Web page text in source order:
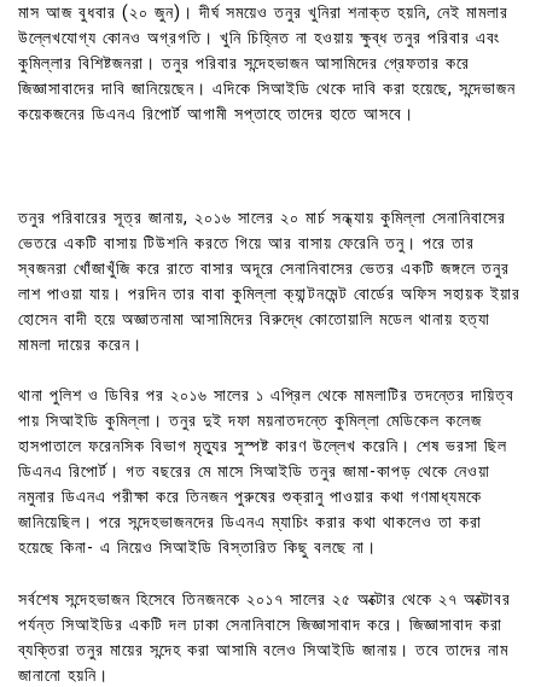
মাস আজ বুধবার (২০ জুন)। দীর্ঘ সময়েও তনুর খুনিরা শনাক্ত হয়নি, নেই মামলার
উল্লেখযোগ্য কোনও অগ্রগতি। খুনি চিহ্নিত না হওয়ায় ক্ষুব্ধ তনুর পরিবার এবং
কুমিল্লার বিশিষ্টজনরা। তনুর পরিবার সন্দেহভাজন আসামিদের গ্রেফতার করে
জিজ্ঞাসাবাদের দাবি জানিয়েছেন। এদিকে সিআইডি থেকে দাবি করা হয়েছে, সন্দেভাজন
কয়েকজনের ডিএনএ রিপোর্ট আগামী সপ্তাহে তাদের হাতে আসবে।
তনুর পরিবারের সূত্র জানায়, ২০১৬ সালের ২০ মার্চ সন্ধ্যায় কুমিল্লা সেনানিবাসের
ভেতরে একটি বাসায় টিউশনি করতে গিয়ে আর বাসায় ফেরেনি তনু। পরে তার
স্বজনরা খোঁজাখুঁজি করে রাতে বাসার অদূরে সেনানিবাসের ভেতর একটি জঙ্গলে তনুর
লাশ পাওয়া যায়। পরদিন তার বাবা কুমিল্লা ক্যান্টনমেন্ট বোর্ডের অফিস সহায়ক ইয়ার
হোসেন বাদী হয়ে অজ্ঞাতনামা আসামিদের বিরুদ্ধে কোতোয়ালি মডেল থানায় হত্যা
মামলা দায়ের করেন।
থানা পুলিশ ও ডিবির পর ২০১৬ সালের ১ এপ্রিল থেকে মামলাটির তদন্তের দায়িত্ব
পায় সিআইডি কুমিল্লা। তনুর দুই দফা ময়নাতদন্তে কুমিল্লা মেডিকেল কলেজ
হাসপাতালে ফরেনসিক বিভাগ মৃত্যুর সুস্পষ্ট কারণ উল্লেখ করেনি। শেষ ভরসা ছিল
ডিএনএ রিপোর্ট। গত বছরের মে মাসে সিআইডি তনুর জামা-কাপড় থেকে নেওয়া
নমুনার ডিএনএ পরীক্ষা করে তিনজন পুরুষের শুক্রানু পাওয়ার কথা গণমাধ্যমকে
জানিয়েছিল। পরে সন্দেহভাজনদের ডিএনএ ম্যাচিং করার কথা থাকলেও তা করা
হয়েছে কিনা- এ নিয়েও সিআইডি বিস্তারিত কিছু বলছে না।
সর্বশেষ সন্দেহভাজন হিসেবে তিনজনকে ২০১৭ সালের ২৫ অক্টোর থেকে ২৭ অক্টোবর
পর্যন্ত সিআইডির একটি দল ঢাকা সেনানিবাসে জিজ্ঞাসাবাদ করে। জিজ্ঞাসাবাদ করা
ব্যক্তিরা তনুর মায়ের সন্দেহ করা আসামি বলেও সিআইডি জানায়। তবে তাদের নাম
জানানো হয়নি।